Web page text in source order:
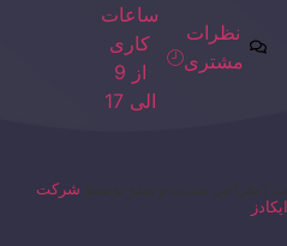
نظرات
مشتری
ساعات
کاری
از 9
الی 17
شرکت
ایکادز